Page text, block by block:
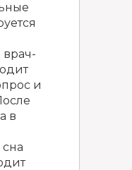
врач-
и
в